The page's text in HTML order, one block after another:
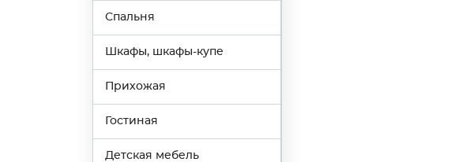
Спальня
Шкафы, шкафы-купе
Прихожая
Гостиная
Детская мебель